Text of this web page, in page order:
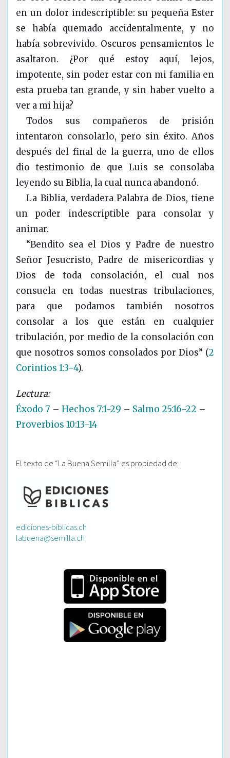
en un dolor indescriptible: su pequeña Ester
se había quemado accidentalmente, y no
había sobrevivido. Oscuros pensamientos le
asaltaron. ¿Por qué estoy aquí, lejos,
impotente, sin poder estar con mi familia en
esta prueba tan grande, y sin haber vuelto a
ver a mi hija?
Todos sus compañeros de prisión
intentaron consolarlo, pero sin éxito. Años
después del final de la guerra, uno de ellos
dio testimonio de que Luis se consolaba
leyendo su Biblia, la cual nunca abandonó.
La Biblia, verdadera Palabra de Dios, tiene
un poder indescriptible para consolar y
animar.
“Bendito sea el Dios y Padre de nuestro
Señor Jesucristo, Padre de misericordias y
Dios de toda consolación, el cual nos
consuela en todas nuestras tribulaciones,
para que podamos también nosotros
consolar a los que están en cualquier
tribulación, por medio de la consolación con
que nosotros somos consolados por Dios” (2
Corintios 1:3-4).
Éxodo 7 – Hechos 7:1-29 – Salmo 25:16-22 –
Proverbios 10:13-14
El texto de “La Buena Semilla” es propiedad de:
ediciones-biblicas.ch
labuena@semilla.ch